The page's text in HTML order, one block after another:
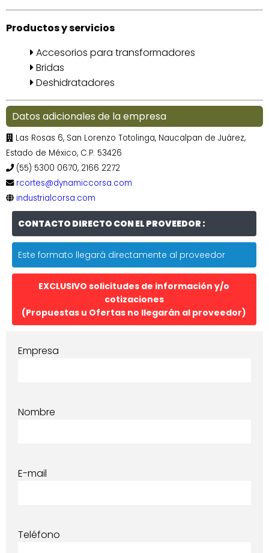
Productos y servicios
Accesorios para transformadores
Bridas
Deshidratadores
Datos adicionales de la empresa
Las Rosas 6, San Lorenzo Totolinga, Naucalpan de Juárez,
Estado de México, C.P. 53426
(55) 5300 0670, 2166 2272
rcortes@dynamiccorsa.com
industrialcorsa.com
CONTACTO DIRECTO CON EL PROVEEDOR :
Este formato llegará directamente al proveedor
EXCLUSIVO solicitudes de información y/o
cotizaciones
(Propuestas u Ofertas no llegarán al proveedor)
Empresa
Nombre
E-mail
Teléfono